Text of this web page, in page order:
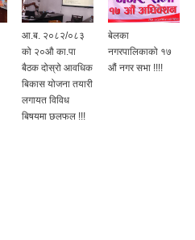
आ.ब. २०८२/०८३
को २०औ का.पा
बैठक दोस्रो आवधिक
बिकास योजना तयारी
लगायत विविध
बिषयमा छलफल !!!
बेलका
नगरपालिकाको १७
औं नगर सभा !!!!